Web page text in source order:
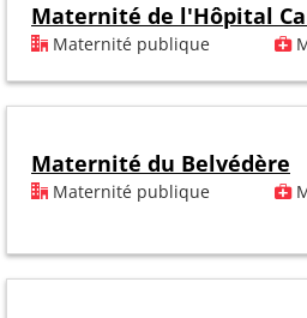
Maternité de l'Hôpital
Maternité publique
Maternité du Belvédère
Maternité publique